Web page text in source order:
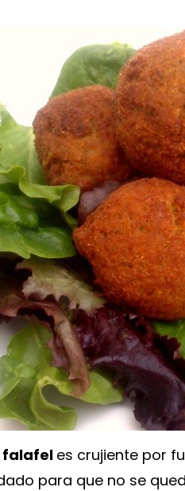
falafel es crujiente por
para que no se